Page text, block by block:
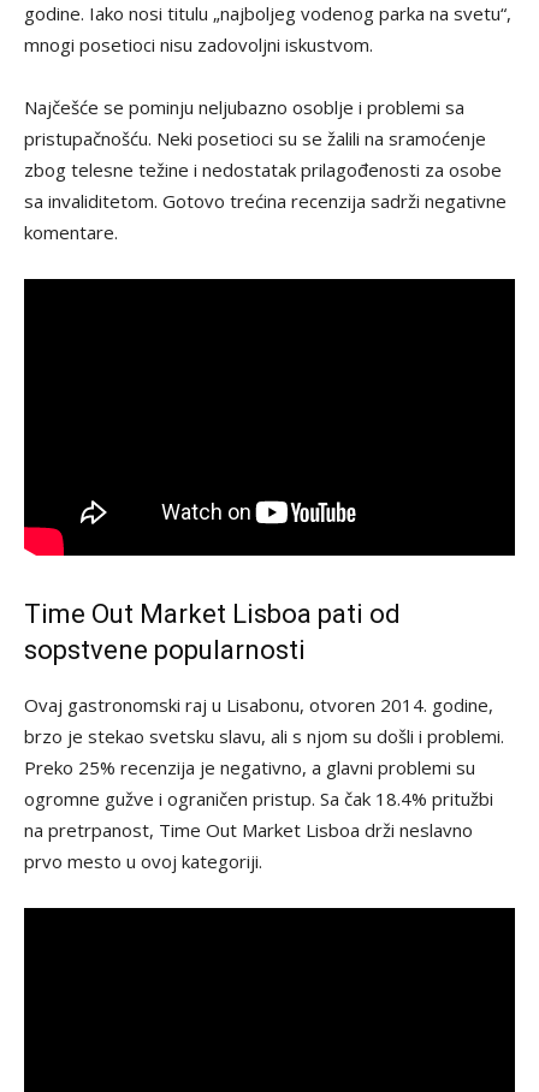
godine. Iako nosi titulu „najboljeg vodenog parka na svetu“,
mnogi posetioci nisu zadovoljni iskustvom.
Najčešće se pominju neljubazno osoblje i problemi sa
pristupačnošću. Neki posetioci su se žalili na sramoćenje
zbog telesne težine i nedostatak prilagođenosti za osobe
sa invaliditetom. Gotovo trećina recenzija sadrži negativne
komentare.
Time Out Market Lisboa pati od
sopstvene popularnosti
Ovaj gastronomski raj u Lisabonu, otvoren 2014. godine,
brzo je stekao svetsku slavu, ali s njom su došli i problemi.
Preko 25% recenzija je negativno, a glavni problemi su
ogromne gužve i ograničen pristup. Sa čak 18.4% pritužbi
na pretrpanost, Time Out Market Lisboa drži neslavno
prvo mesto u ovoj kategoriji.